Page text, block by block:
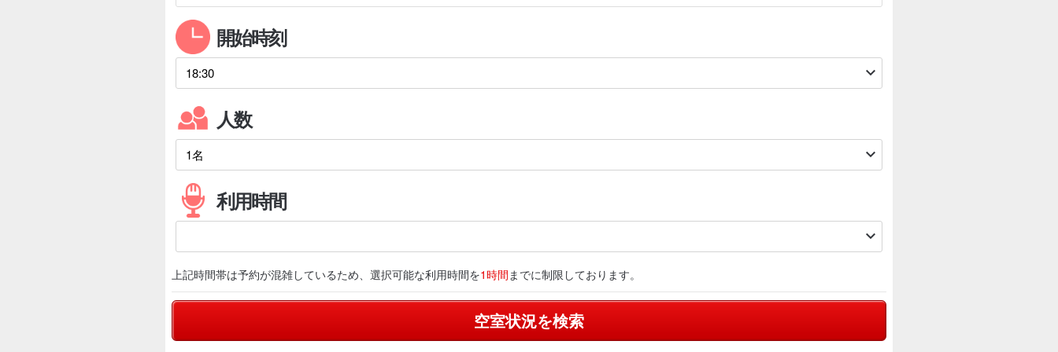
開始時刻

人数

利用時間

上記時間帯は予約が混雑しているため、選択可能な利用時間を1時間 までに制限しております。
空室状況を検索